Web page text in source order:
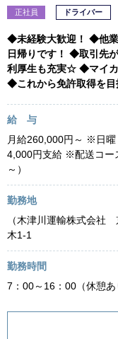
正社員 ドライバー
◆未経験大歓迎！ ◆他
日帰りです！ ◆取引先
利厚生も充実☆ ◆マイ
◆これから免許取得を目
給 与
月給260,000円～ ※日
4,000円支給 ※配送コー
～）
勤務地
（木津川運輸株式会社
木1-1
勤務時間
7：00～16：00（休憩あ